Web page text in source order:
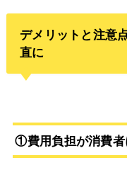
デメリットと注
直に
①費用負担が消費